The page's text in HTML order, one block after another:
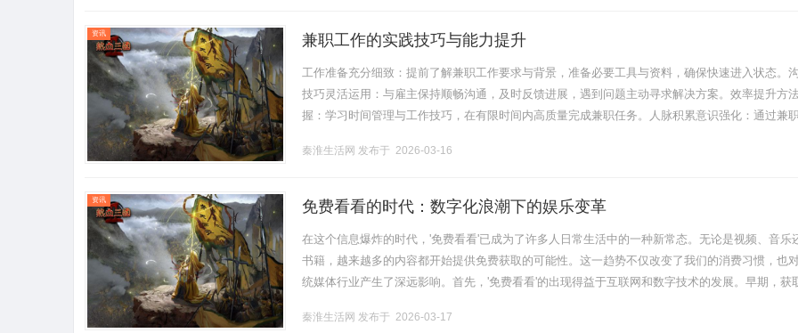
资讯 兼职工作的实践技巧与能力提升
工作准备充分细致：提前了解兼职工作要求与背景，准备必要工具与资料，确保快速进入状态。
技巧灵活运用：与雇主保持顺畅沟通，及时反馈进展，遇到问题主动寻求解决方案。效率提升方
握：学习时间管理与工作技巧，在有限时间内高质量完成兼职任务。人脉积累意识强化：通过兼
可迁移能.........
秦淮生活网 发布于 2026-03-16
资讯 免费看看的时代：数字化浪潮下的娱乐变革
在这个信息爆炸的时代，'免费看看'已成为了许多人日常生活中的一种新常态。无论是视频、音乐
书籍，越来越多的内容都开始提供免费获取的可能性。这一趋势不仅改变了我们的消费习惯，也
统媒体行业产生了深远影响。首先，'免费看看'的出现得益于互联网和数字技术的发展。早期，获
可.........
秦淮生活网 发布于 2026-03-17